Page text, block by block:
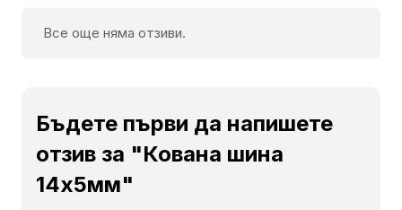
Все още няма отзиви.
Бъдете първи да напишете
отзив за "Кована шина
14х5мм"